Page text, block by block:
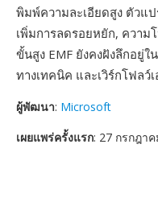
พิมพ์ความละเอียดสูง ตัวแ
เพิ่มการลดรอยหยัก, ความ
ขั้นสูง EMF ยังคงฝังลึกอยู่
ทางเทคนิค และเวิร์กโฟลว์
ผู้พัฒนา: Microsoft
เผยแพร่ครั้งแรก: 27 กรกฎา